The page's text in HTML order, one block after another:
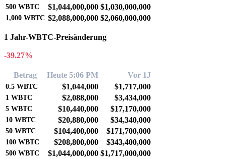
500 WBTC $1,044,000,000 $1,030,000,000
1,000 WBTC $2,088,000,000 $2,060,000,000
1 Jahr-WBTC-Preisänderung
-39.27%
Betrag Heute 5:06 PM Vor 1J
0.5 WBTC $1,044,000 $1,717,000
1 WBTC $2,088,000 $3,434,000
5 WBTC $10,440,000 $17,170,000
10 WBTC $20,880,000 $34,340,000
50 WBTC $104,400,000 $171,700,000
100 WBTC $208,800,000 $343,400,000
500 WBTC $1,044,000,000 $1,717,000,000